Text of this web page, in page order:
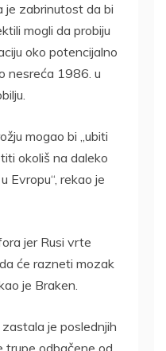
je zabrinutost da bi
mogli da probiju
oko potencijalno
nesreća 1986. u
mogao bi „ubiti
okoliš na daleko
Evropu“, rekao je
jer Rusi vrte
će razneti mozak
je Braken.
je poslednjih